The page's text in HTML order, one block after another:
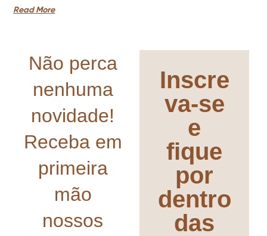
Read More
Não perca
nenhuma
novidade!
Receba em
primeira
mão
nossos
Inscre
va-se
e
fique
por
dentro
das